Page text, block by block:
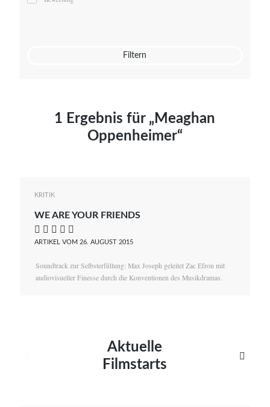
Mato von Vogelstein
Filtern
1 Ergebnis für „Meaghan
Oppenheimer“
KRITIK
WE ARE YOUR FRIENDS
    
ARTIKEL VOM 26. AUGUST 2015
Soundtrack zur Selbsterfüllung: Max Joseph geleitet Zac Efron mit
audiovisueller Finesse durch die Konventionen des Musikdramas.
Aktuelle
Filmstarts
